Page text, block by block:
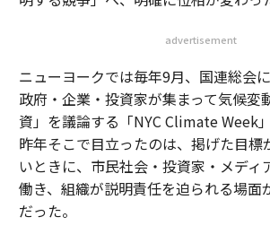
advertisement
ニューヨークでは毎年9月、国連総会
政府・企業・投資家が集まって気候変
資」を議論する「NYC Climate Week
昨年そこで目立ったのは、掲げた目標
いときに、市民社会・投資家・メディ
働き、組織が説明責任を迫られる場面
だった。